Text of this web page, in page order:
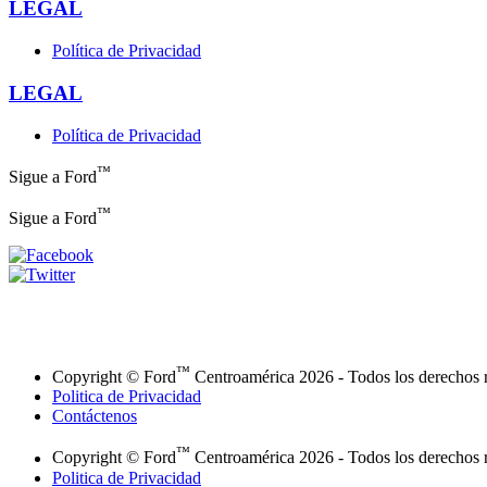
LEGAL
Política de Privacidad
LEGAL
Política de Privacidad
Sigue a Ford™
Sigue a Ford™
Copyright © Ford™ Centroamérica 2026 - Todos los
Politica de Privacidad
Contáctenos
Copyright © Ford™ Centroamérica 2026 - Todos los
Politica de Privacidad